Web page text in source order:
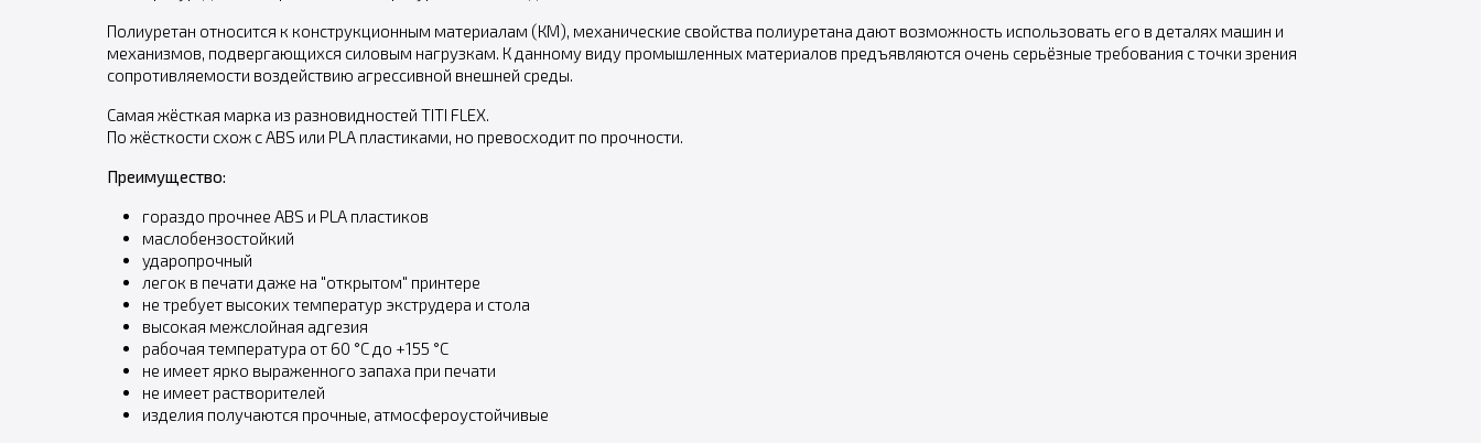
Полиуретан относится к конструкционным материалам (КМ), механические свойства полиуретана дают возможность использовать его в деталях машин и
механизмов, подвергающихся силовым нагрузкам. К данному виду промышленных материалов предъявляются очень серьёзные требования с точки зрения
сопротивляемости воздействию агрессивной внешней среды.
Самая жёсткая марка из разновидностей TITI FLEX.
По жёсткости схож с ABS или PLA пластиками, но превосходит по прочности.
Преимущество:
гораздо прочнее ABS и PLA пластиков
маслобензостойкий
ударопрочный
легок в печати даже на "открытом" принтере
не требует высоких температур экструдера и стола
высокая межслойная адгезия
рабочая температура от 60 °С до +155 °С
не имеет ярко выраженного запаха при печати
не имеет растворителей
изделия получаются прочные, атмосфероустойчивые